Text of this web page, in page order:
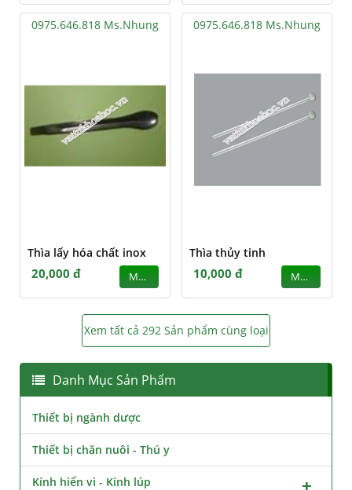
0975.646.818 Ms.Nhung
Thìa lấy hóa chất inox
20,000 đ MUA
0975.646.818 Ms.Nhung
Thìa thủy tinh
10,000 đ MUA
Xem tất cả 292 Sản phẩm cùng loại
Danh Mục Sản Phẩm
Thiết bị ngành dược
Thiết bị chăn nuôi - Thú y
Kính hiển vi - Kính lúp